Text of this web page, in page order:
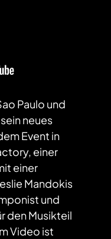
Paulo und
neues
Event in
einer
einer
Mandokis
und
den Musikteil
Video ist